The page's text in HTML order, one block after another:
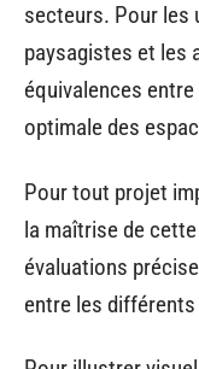
secteurs. Pour les
paysagistes et les
équivalences
optimale des
Pour tout projet
la maîtrise de
évaluations
entre les